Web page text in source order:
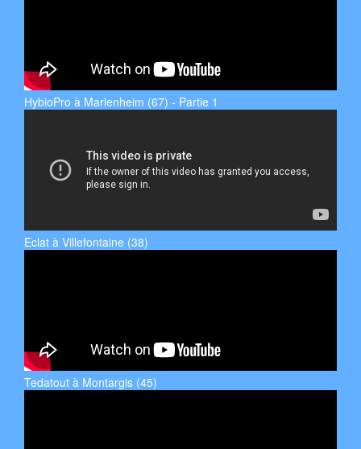
HybioPro à Marlenheim (67) - Partie 1
Eclat à Villefontaine (38)
Tedatout à Montargis (45)